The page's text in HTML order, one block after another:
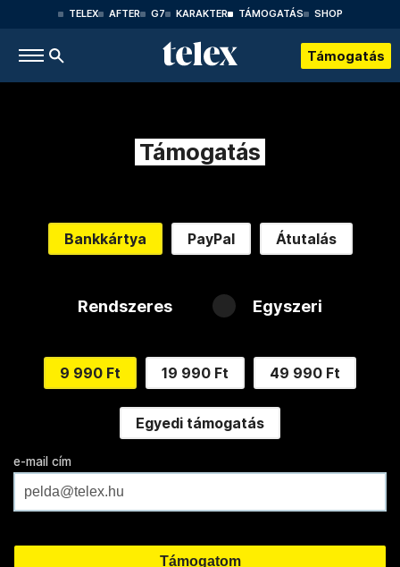
TELEX AFTER G7 KARAKTER TÁMOGATÁS SHOP
Támogatás
Támogatás
Bankkártya PayPal Átutalás
Rendszeres Egyszeri
9 990 Ft 19 990 Ft 49 990 Ft
Egyedi támogatás
e-mail cím